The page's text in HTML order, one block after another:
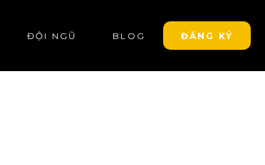
ĐỘI NGŨ BLOG ĐĂNG KÝ